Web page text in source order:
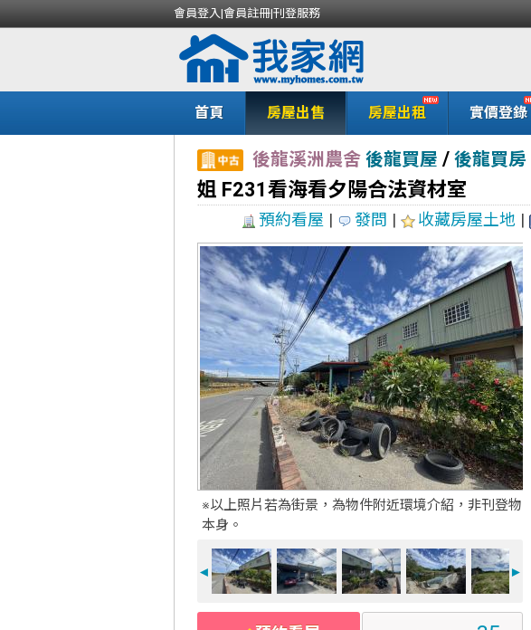
會員登入|會員註冊|刊登服務
首頁 房屋出售 房屋出租 實價登錄
後龍溪洲農舍 後龍買屋 / 後龍買房
姐 F231看海看夕陽合法資材室
預約看屋 | 發問 | 收藏房屋土地 |
※以上照片若為街景，為物件附近環境介紹，非刊登物
本身。
◄ ►